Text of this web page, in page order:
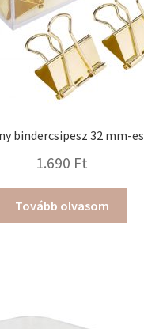
bindercsipesz 32 mm-es
1.690 Ft
Tovább olvasom